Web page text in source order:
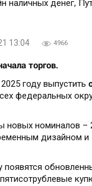
13:04 4966
торгов.
году выпустить
федеральных
новых номиналов –
дизайном
появятся